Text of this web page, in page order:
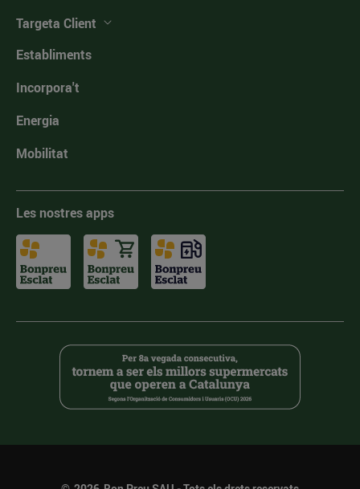
Targeta Client
Establiments
Incorpora't
Energia
Mobilitat
Les nostres apps